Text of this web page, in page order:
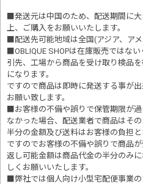
■発送元は中国のため、配送期間に
上、ご購入をお願いいたします。
■配送先可能地域は全国(アジア、ア
■OBLIQUE SHOPは在庫販売ではな
引先、工場から商品を受け取り検品
になります。
ですので商品は即時に発送する事が
お願い致します。
■お客様の不備や誤りで保管期限が
なかった場合、配送業者で商品はそ
半分の金額及び送料はお客様の負担と
ですのでお客様の不備や誤りで商品
返し可能金額は商品代金の半分のみ
しくお願いいたします。
弊社では個人向け小型宅配便事業